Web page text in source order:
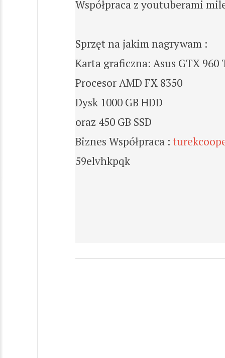
Współpraca z youtuberami
Sprzęt na jakim nagrywam :
Karta graficzna: Asus GTX 960
Procesor AMD FX 8350
Dysk 1000 GB HDD
oraz 450 GB SSD
Biznes Współpraca :
59elvhkpqk